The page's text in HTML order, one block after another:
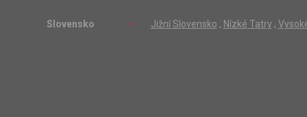
Slovensko
Jižní Slovensko , Nízké Tatry ,